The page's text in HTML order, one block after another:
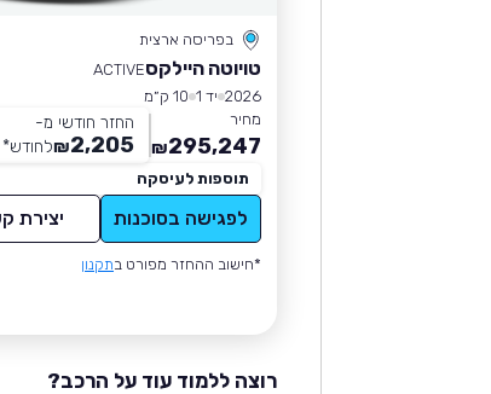
בפריסה ארצית
טויוטה היילקסACTIVE
2026 יד 1
10 ק״מ
מחיר
295,247
₪
החזר חודשי מ-
2,205
₪לחודש*
תוספות לעיסקה
לפגישה בסוכנות יצירת
*חישוב ההחזר מפורט בתקנון
רוצה ללמוד עוד על הרכב?